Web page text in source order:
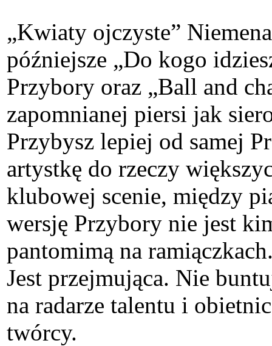
„Kwiaty ojczyste”
późniejsze „Do kogo
Przybory oraz „Ball and
zapomnianej piersi jak
Przybysz lepiej od samej
artystkę do rzeczy
klubowej scenie, między
wersję Przybory nie jest
pantomimą na
Jest przejmująca. Nie
na radarze talentu i
twórcy.